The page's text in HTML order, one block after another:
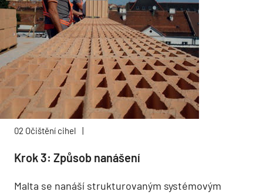
02 Očištění cihel |
Krok 3: Způsob nanášení
Malta se nanáší strukturovaným systémovým